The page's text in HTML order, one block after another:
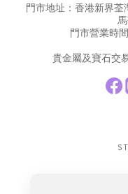
門市地址：香港新界荃
門市營業時
貴金屬及寶石交